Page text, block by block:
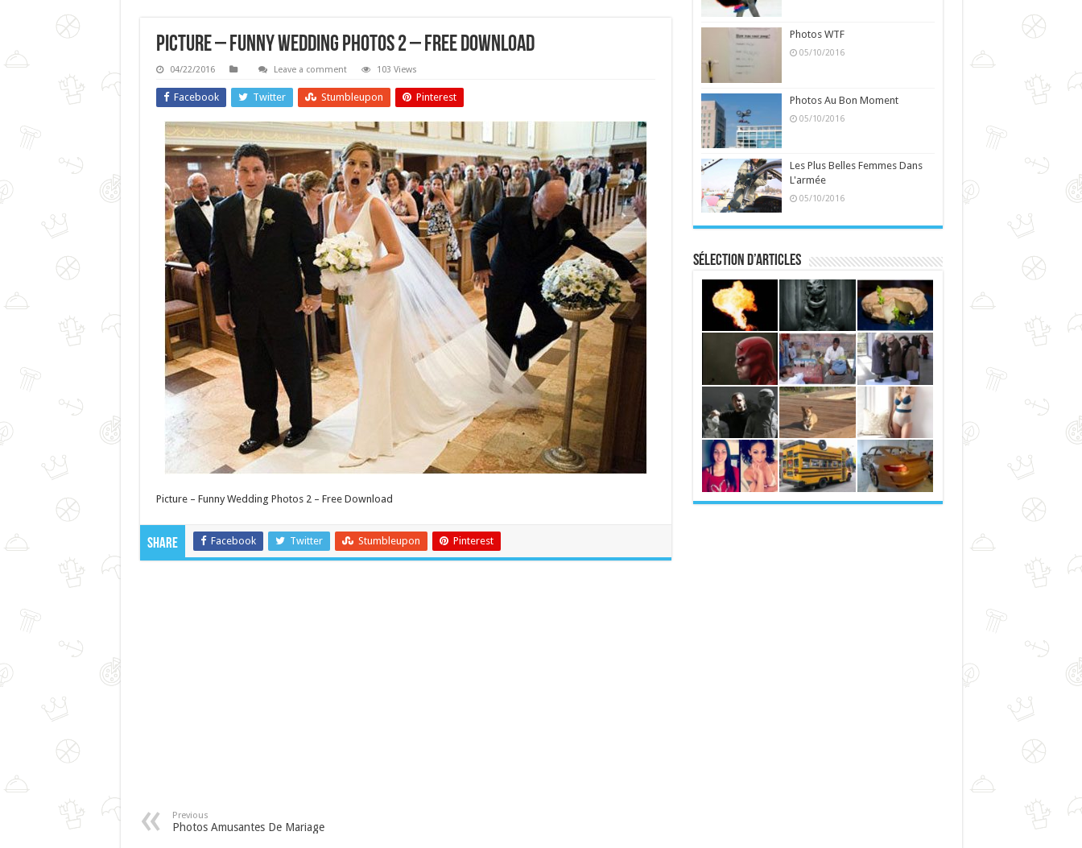
Picture – Funny Wedding Photos 2 – Free Download
04/22/2016 Leave a comment 103 Views
Facebook Twitter Stumbleupon Pinterest
Picture – Funny Wedding Photos 2 – Free Download
Share Facebook Twitter Stumbleupon Pinterest
Previous
Photos Amusantes De Mariage
Photos WTF
05/10/2016
Photos Au Bon Moment
05/10/2016
Les Plus Belles Femmes Dans
L'armée
05/10/2016
Sélection d’articles